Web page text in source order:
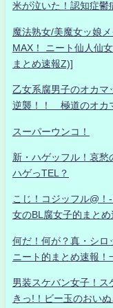
米が泣いた！認知症鬱
魔法熟女/美魔女ッ娘
MAX！ ニート仙人仙
まとめ速報Z)]
乙女系腐男子のオカ
逆襲！！ 極道のオカ
スーパーウンコ！
新・ハゲッフル！哀愁
ハゲっTEL？
こじ！コジッフル@
女のBL腐女子的まとめ
何だ！何が？真・シ
ニート的まとめ速報！
男装スケバン女子！ス
きっ!！ビー玉のおい